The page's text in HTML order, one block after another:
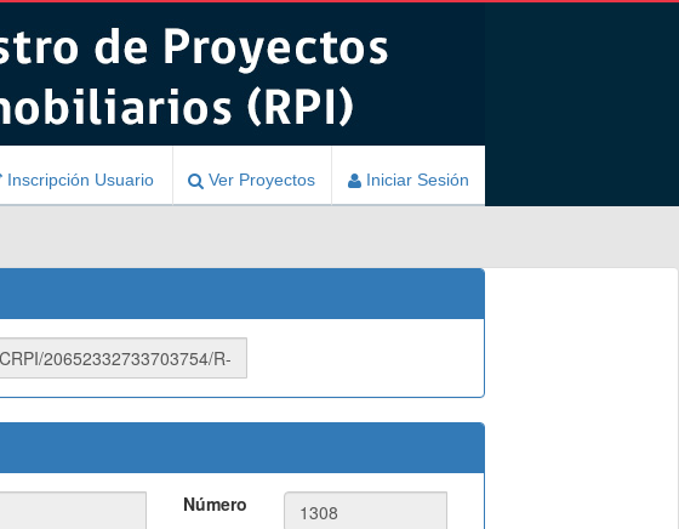
Inscripción Usuario Ver Proyectos Iniciar Sesión
Número